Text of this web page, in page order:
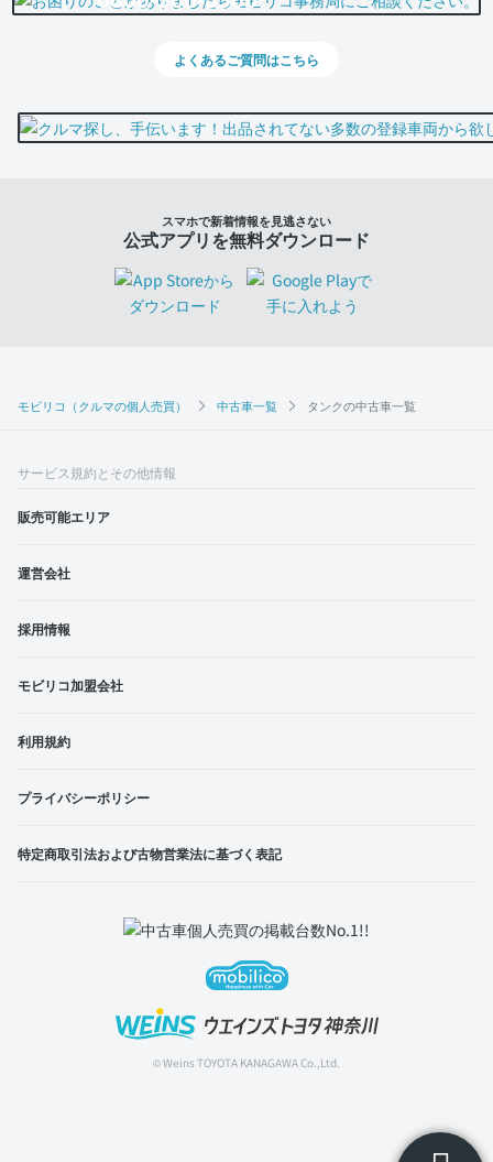
モビリコ（クルマの個人売買） 中古車一覧 タンクの中古車一覧
よくあるご質問はこちら
スマホで新着情報を見逃さない
公式アプリを無料ダウンロード
サービス規約とその他情報
販売可能エリア
運営会社
採用情報
モビリコ加盟会社
利用規約
プライバシーポリシー
特定商取引法および古物営業法に基づく表記
© Weins TOYOTA KANAGAWA Co.,Ltd.